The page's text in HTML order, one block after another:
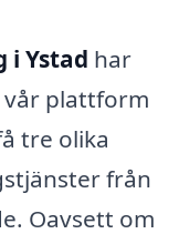
i Ystad har
vår plattform
tre olika
från
Oavsett om